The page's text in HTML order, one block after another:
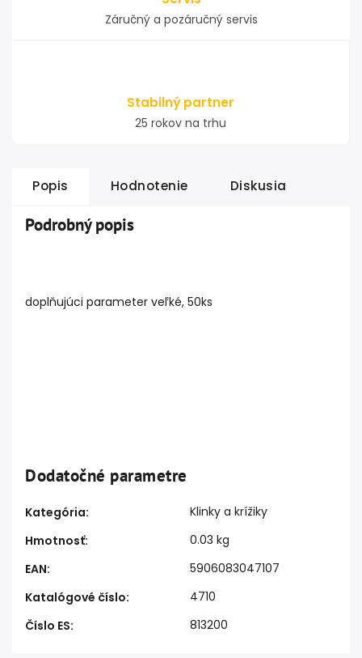
Záručný a pozáručný servis
Stabilný partner
25 rokov na trhu
Popis Hodnotenie Diskusia
Podrobný popis
doplňujúci parameter veľké, 50ks
Dodatočné parametre
Kategória:
Klinky a krížiky
Hmotnosť:
0.03 kg
EAN:
5906083047107
Katalógové číslo:
4710
Číslo ES: 813200